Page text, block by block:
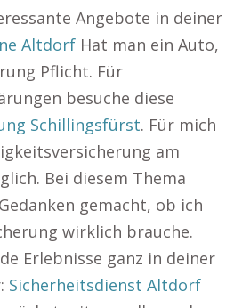
Angebote in deiner
Altdorf Hat man ein Auto,
Pflicht. Für
besuche diese
Schillingsfürst. Für mich
am
Bei diesem Thema
gemacht, ob ich
wirklich brauche.
Erlebnisse ganz in deiner
Sicherheitsdienst Altdorf